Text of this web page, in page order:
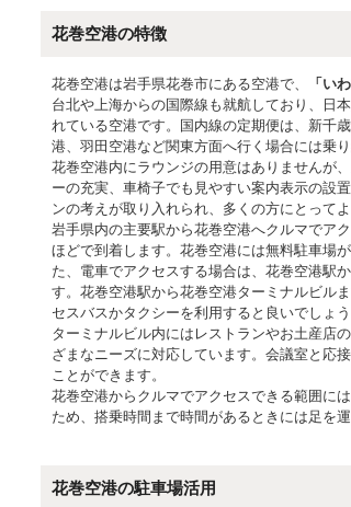
花巻空港の特徴
花巻空港は岩手県花巻市にある空港で、 「い
台北や上海からの国際線も就航しており、日
れている空港です。国内線の定期便は、新千
港、羽田空港など関東方面へ行く場合には乗
花巻空港内にラウンジの用意はありませんが
ーの充実、車椅子でも見やすい案内表示の設
ンの考えが取り入れられ、多くの方にとって
岩手県内の主要駅から花巻空港へクルマでア
ほどで到着します。花巻空港には無料駐車場
た、電車でアクセスする場合は、花巻空港駅
す。花巻空港駅から花巻空港ターミナルビル
セスバスかタクシーを利用すると良いでしょう
ターミナルビル内にはレストランやお土産店
ざまなニーズに対応しています。会議室と応
ことができます。
花巻空港からクルマでアクセスできる範囲には
ため、搭乗時間まで時間があるときには足を
花巻空港の駐車場活用